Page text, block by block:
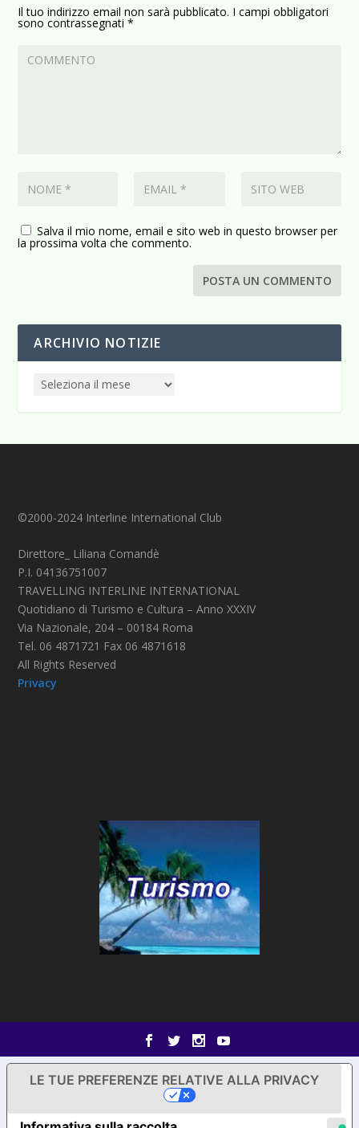
Il tuo indirizzo email non sarà pubblicato. I campi obbligatori
sono contrassegnati*
Salva il mio nome, email e sito web in questo browser per
la prossima volta che commento.
ARCHIVIO NOTIZIE
©2000-2024 Interline International Club
Direttore_ Liliana Comandè
P.I. 04136751007
TRAVELLING INTERLINE INTERNATIONAL
Quotidiano di Turismo e Cultura – Anno XXXIV
Via Nazionale, 204 – 00184 Roma
Tel. 06 4871721 Fax 06 4871618
All Rights Reserved
Privacy
LE TUE PREFERENZE RELATIVE ALLA PRIVACY